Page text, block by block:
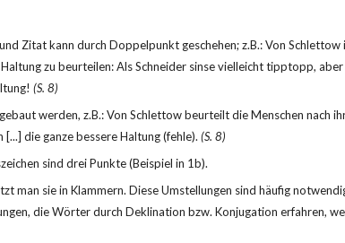
Zitat kann durch Doppelpunkt geschehen; z.B.: Von
zu beurteilen: Als Schneider sinse vielleicht tipptopp,
(S. 8)
werden, z.B.: Von Schlettow beurteilt die Menschen nach
[...] die ganze bessere Haltung (fehle). (S. 8)
sind drei Punkte (Beispiel in 1b).
man sie in Klammern. Diese Umstellungen sind häufig
die Wörter durch Deklination bzw. Konjugation erfahren,